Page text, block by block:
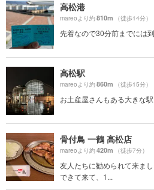
高松港
mareoより約810m （徒歩14分）
先着なので30分前までには
高松駅
mareoより約860m （徒歩15分）
お土産屋さんもある大きな
骨付鳥 一鶴 高松店
mareoより約420m （徒歩7分）
友人たちに勧められて来ま
できて来て、1...